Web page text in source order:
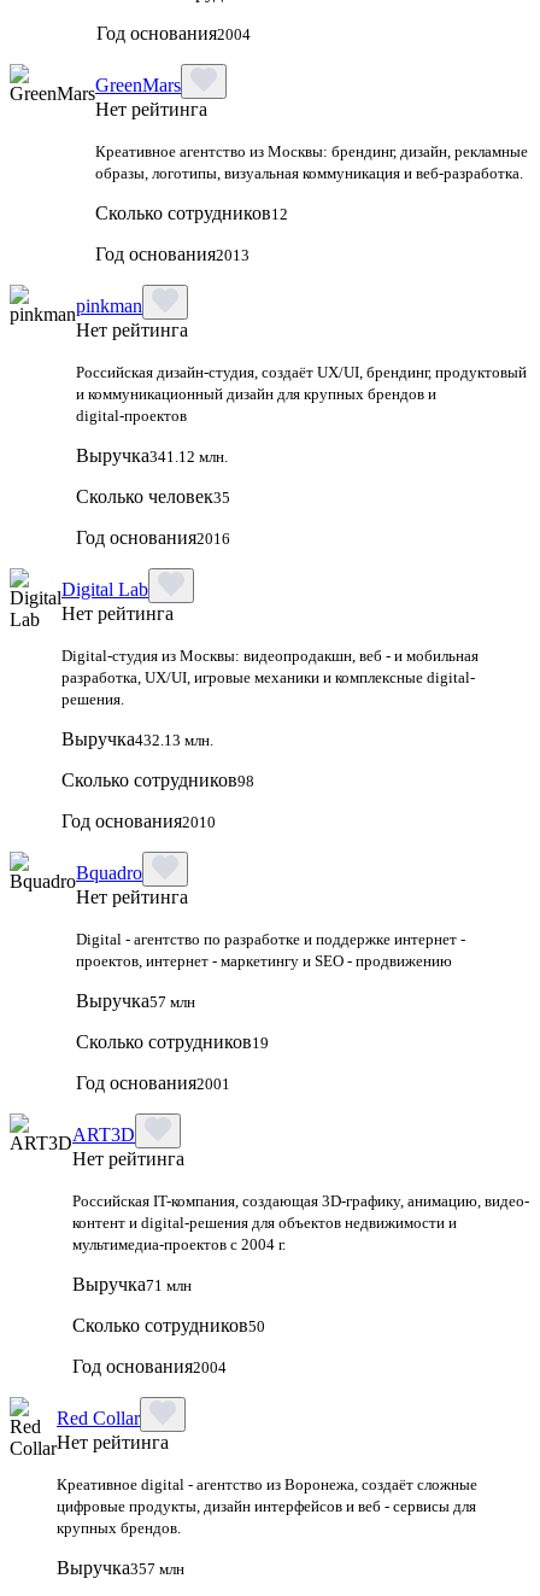
Год основания2004
GreenMars
Нет рейтинга
Креативное агентство из Москвы: брендинг, дизайн, рекламные
образы, логотипы, визуальная коммуникация и веб-разработка.
Сколько сотрудников12
Год основания2013
pinkman
Нет рейтинга
Российская дизайн‑студия, создаёт UX/UI, брендинг, продуктовый
и коммуникационный дизайн для крупных брендов и
digital‑проектов
Выручка341.12 млн.
Сколько человек35
Год основания2016
Digital Lab
Нет рейтинга
Digital-студия из Москвы: видеопродакшн, веб - и мобильная
разработка, UX/UI, игровые механики и комплексные digital-
решения.
Выручка432.13 млн.
Сколько сотрудников98
Год основания2010
Bquadro
Нет рейтинга
Digital - агентство по разработке и поддержке интернет -
проектов, интернет - маркетингу и SEO - продвижению
Выручка57 млн
Сколько сотрудников19
Год основания2001
ART3D
Нет рейтинга
Российская IT-компания, создающая 3D-графику, анимацию, видео-
контент и digital-решения для объектов недвижимости и
мультимедиа-проектов с 2004 г.
Выручка71 млн
Сколько сотрудников50
Год основания2004
Red Collar
Нет рейтинга
Креативное digital - агентство из Воронежа, создаёт сложные
цифровые продукты, дизайн интерфейсов и веб - сервисы для
крупных брендов.
Выручка357 млн